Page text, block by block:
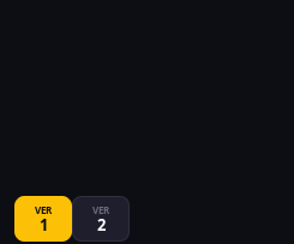
VER
1
VER
2